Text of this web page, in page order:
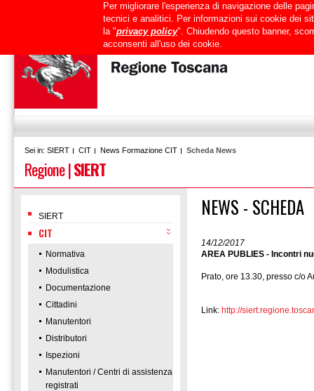
Mappa del sito RTRT Intranet
Sei in: SIERT CIT News Formazione CIT Scheda News
Regione|SIERT
SIERT
CIT
Normativa
Modulistica
Documentazione
Cittadini
Manutentori
Distributori
Ispezioni
Manutentori / Centri di assistenza
registrati
NEWS - SCHEDA
14/12/2017
AREA PUBLIES - Incontri
Prato, ore 13.30, presso c/o
Link: http://
Per migliorare l'esperienza di navigazione delle
tecnici e analitici. Per informazioni sui cookie dei
la "privacy policy". Chiudendo questo banner,
acconsenti all'uso dei cookie.